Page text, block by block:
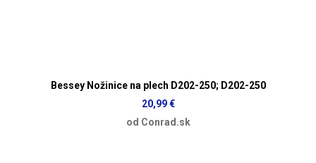
Bessey Nožinice na plech D202-250; D202-250
20,99 €
od Conrad.sk